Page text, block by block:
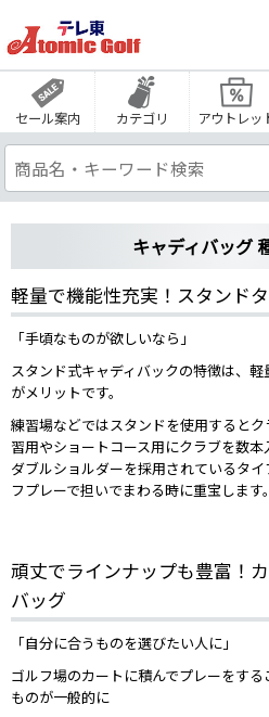
セール案内 カテゴリ アウトレッ
キャディバッグ
軽量で機能性充実！スタンド
「手頃なものが欲しいなら」
スタンド式キャディバックの特徴は、
がメリットです。
練習場などではスタンドを使用すると
習用やショートコース用にクラブを数本
ダブルショルダーを採用されているタ
フプレーで担いでまわる時に重宝します。
頑丈でラインナップも豊富！
バッグ
「自分に合うものを選びたい人に」
ゴルフ場のカートに積んでプレーをす
ものが一般的に